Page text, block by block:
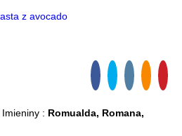
Imieniny : Romualda, Romana,